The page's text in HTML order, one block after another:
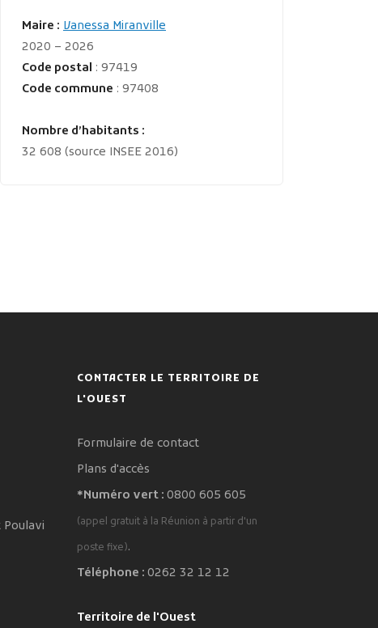
Maire : Vanessa Miranville
2020 – 2026
Code postal : 97419
Code commune : 97408
Nombre d’habitants :
32 608 (source INSEE 2016)
Poulavi
CONTACTER LE TERRITOIRE DE
L'OUEST
Formulaire de contact
Plans d'accès
*Numéro vert : 0800 605 605
(appel gratuit à la Réunion à partir d'un
poste fixe).
Téléphone : 0262 32 12 12
Territoire de l'Ouest